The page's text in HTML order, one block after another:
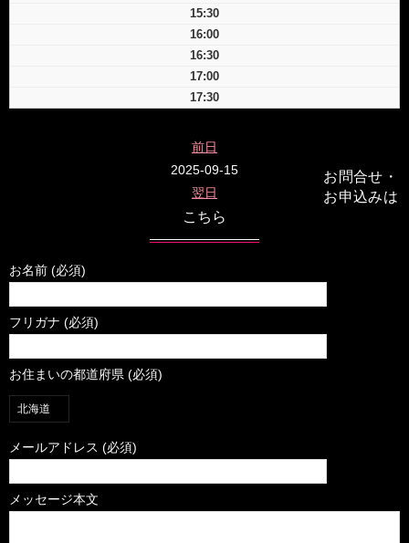
15:30
16:00
16:30
17:00
17:30
前日
2025-09-15
翌日
お問合せ・
お申込みは
こちら
お名前 (必須)
フリガナ (必須)
お住まいの都道府県 (必須)
メールアドレス (必須)
メッセージ本文